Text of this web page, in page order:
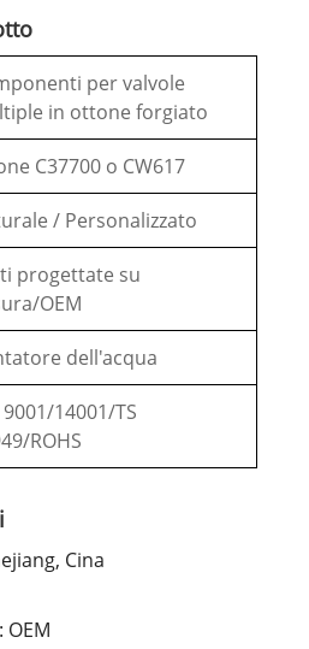
per valvole
in ottone forgiato
C37700 o CW617
/ Personalizzato
progettate su
OEM
dell'acqua
9001/14001/TS
ROHS
Cina